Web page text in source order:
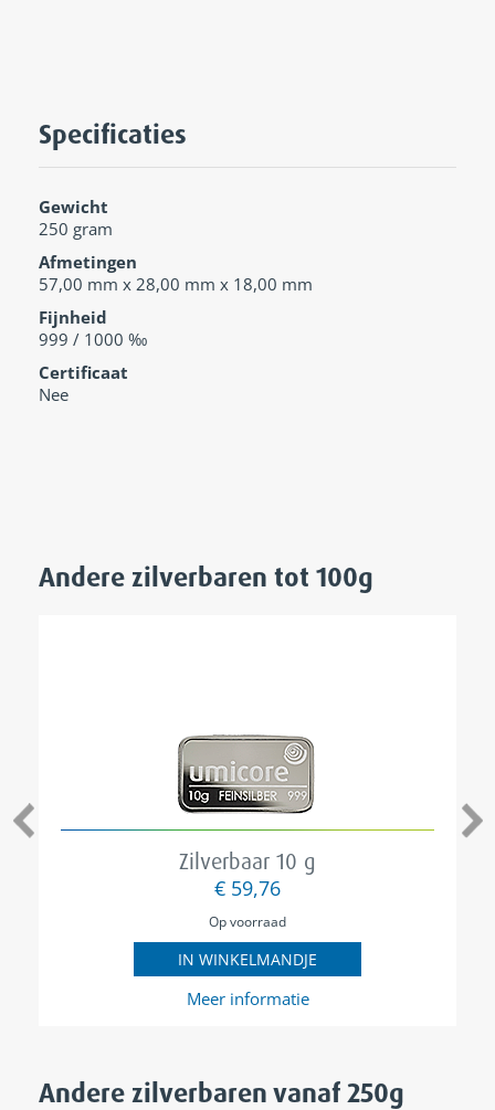
Specificaties
Gewicht
250 gram
Afmetingen
57,00 mm x 28,00 mm x 18,00 mm
Fijnheid
999 / 1000 ‰
Certificaat
Nee
Andere zilverbaren tot 100g
Zilverbaar 10 g
€ 59,76
Op voorraad
IN WINKELMANDJE
Meer informatie
Andere zilverbaren vanaf 250g